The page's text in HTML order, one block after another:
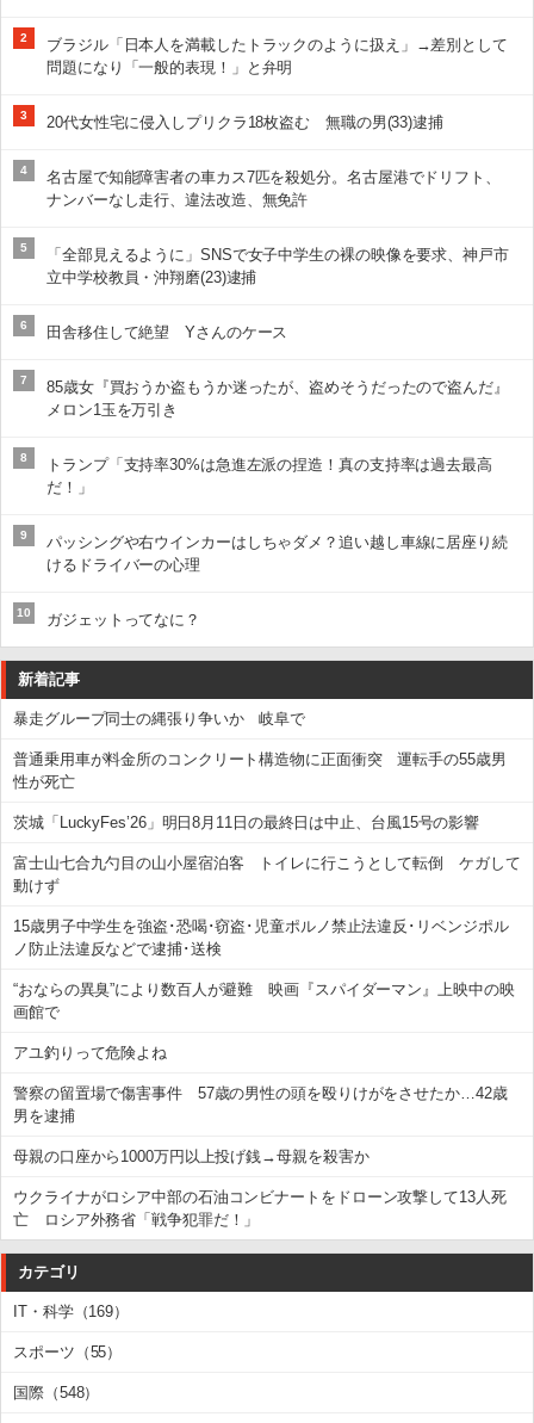
2
ブラジル「日本人を満載したトラックのように扱え」→差別として
問題になり「一般的表現！」と弁明
3 20代女性宅に侵入しプリクラ18枚盗む 無職の男(33)逮捕
4
名古屋で知能障害者の車カス7匹を殺処分。名古屋港でドリフト、
ナンバーなし走行、違法改造、無免許
5
「全部見えるように」SNSで女子中学生の裸の映像を要求、神戸市
立中学校教員・沖翔磨(23)逮捕
6 田舎移住して絶望 Yさんのケース
7
85歳女『買おうか盗もうか迷ったが、盗めそうだったので盗んだ』
メロン1玉を万引き
8
トランプ「支持率30%は急進左派の捏造！真の支持率は過去最高
だ！」
9
パッシングや右ウインカーはしちゃダメ？追い越し車線に居座り続
けるドライバーの心理
10 ガジェットってなに？
新着記事
暴走グループ同士の縄張り争いか 岐阜で
普通乗用車が料金所のコンクリート構造物に正面衝突 運転手の55歳男
性が死亡
茨城「LuckyFes’26」明日8月11日の最終日は中止、台風15号の影響
富士山七合九勺目の山小屋宿泊客 トイレに行こうとして転倒 ケガして
動けず
15歳男子中学生を強盗･恐喝･窃盗･児童ポルノ禁止法違反･リベンジポル
ノ防止法違反などで逮捕･送検
“おならの異臭”により数百人が避難 映画『スパイダーマン』上映中の映
画館で
アユ釣りって危険よね
警察の留置場で傷害事件 57歳の男性の頭を殴りけがをさせたか…42歳
男を逮捕
母親の口座から1000万円以上投げ銭→母親を殺害か
ウクライナがロシア中部の石油コンビナートをドローン攻撃して13人死
亡 ロシア外務省「戦争犯罪だ！」
カテゴリ
IT・科学（169）
スポーツ（55）
国際（548）